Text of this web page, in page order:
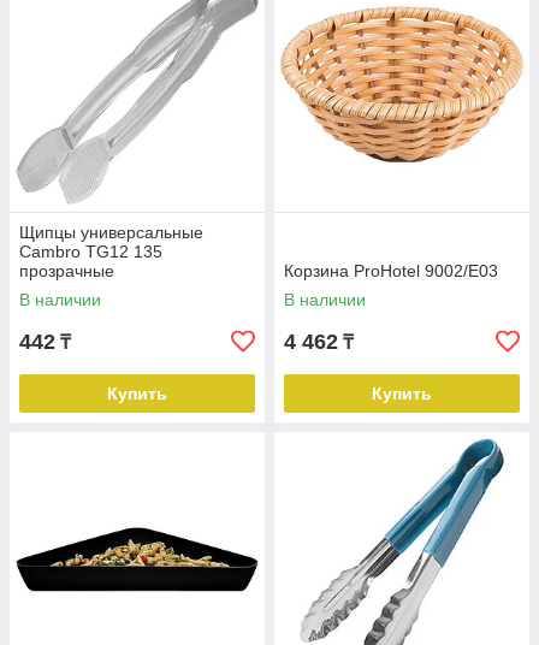
Щипцы универсальные
Cambro TG12 135
прозрачные
В наличии
442 ₸
Купить
Корзина ProHotel 9002/E03
В наличии
4 462 ₸
Купить